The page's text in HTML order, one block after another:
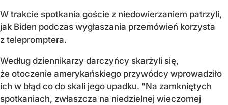
W trakcie spotkania goście z niedowierzaniem patrzyli,
jak Biden podczas wygłaszania przemówień korzysta
z telepromptera.
Według dziennikarzy darczyńcy skarżyli się,
że otoczenie amerykańskiego przywódcy wprowadziło
ich w błąd co do skali jego upadku. "Na zamkniętych
spotkaniach, zwłaszcza na niedzielnej wieczornej